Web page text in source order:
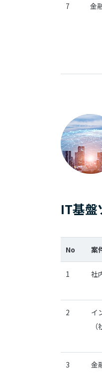
7 金
IT基盤
No 案
1 社
2
イ
3
金